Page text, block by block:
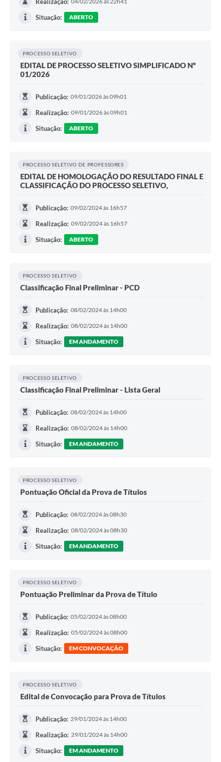
Audiências Públicas
Carta de Serviços
Galeria de Vídeos
Situação: ABERTO
PROCESSO SELETIVO
EDITAL DE PROCESSO SELETIVO SIMPLIFICADO Nº
01/2026
Publicação: 09/01/2026 às 09h01
Realização: 09/01/2026 às 09h01
Situação: ABERTO
PROCESSO SELETIVO DE PROFESSORES
EDITAL DE HOMOLOGAÇÃO DO RESULTADO FINAL E
CLASSIFICAÇÃO DO PROCESSO SELETIVO,
Publicação: 09/02/2024 às 16h57
Realização: 09/02/2024 às 16h57
Situação: ABERTO
PROCESSO SELETIVO
Classificação Final Preliminar - PCD
Publicação: 08/02/2024 às 14h00
Realização: 08/02/2024 às 14h00
Situação: EM ANDAMENTO
PROCESSO SELETIVO
Classificação Final Preliminar - Lista Geral
Publicação: 08/02/2024 às 14h00
Realização: 08/02/2024 às 14h00
Situação: EM ANDAMENTO
PROCESSO SELETIVO
Pontuação Oficial da Prova de Títulos
Publicação: 08/02/2024 às 08h30
Realização: 08/02/2024 às 08h30
Situação: EM ANDAMENTO
PROCESSO SELETIVO
Pontuação Preliminar da Prova de Título
Publicação: 05/02/2024 às 08h00
Realização: 05/02/2024 às 08h00
Situação: EM CONVOCAÇÃO
PROCESSO SELETIVO
Edital de Convocação para Prova de Títulos
Publicação: 29/01/2024 às 14h00
Realização: 29/01/2024 às 14h00
Situação: EM ANDAMENTO